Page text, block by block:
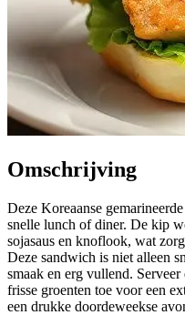
Omschrijving
Deze Koreaanse
snelle lunch of diner. De kip
sojasaus en knoflook, wat
Deze sandwich is niet alleen
smaak en erg vullend.
frisse groenten toe voor een
een drukke doordeweekse